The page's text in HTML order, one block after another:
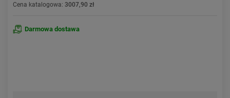
Cena katalogowa: 3007,90 zł
Darmowa dostawa